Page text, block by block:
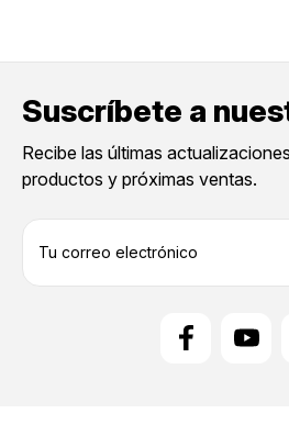
Suscríbete a
Recibe las últimas
productos y próximas ventas.